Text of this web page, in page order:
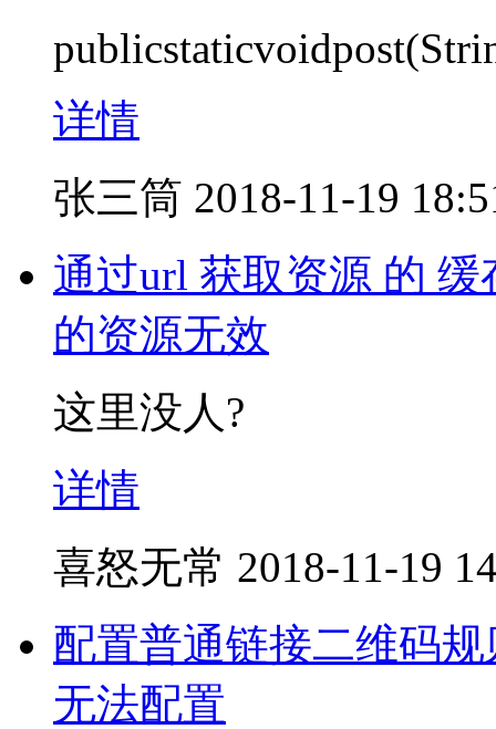
详情
张三筒 2018-11-19
通过url 获取资源 的
的资源无效
这里没人?
详情
喜怒无常 2018-11-19
配置普通链接二维码
无法配置